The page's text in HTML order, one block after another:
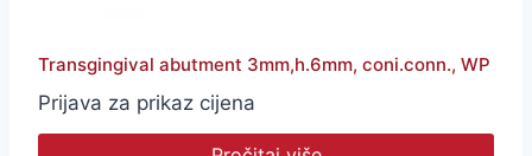
Transgingival abutment 3mm,h.6mm, coni.conn., WP
Prijava za prikaz cijena